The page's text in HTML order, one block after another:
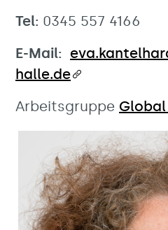
Tel: 0345 557 4166
E-Mail:
halle.de
Arbeitsgruppe